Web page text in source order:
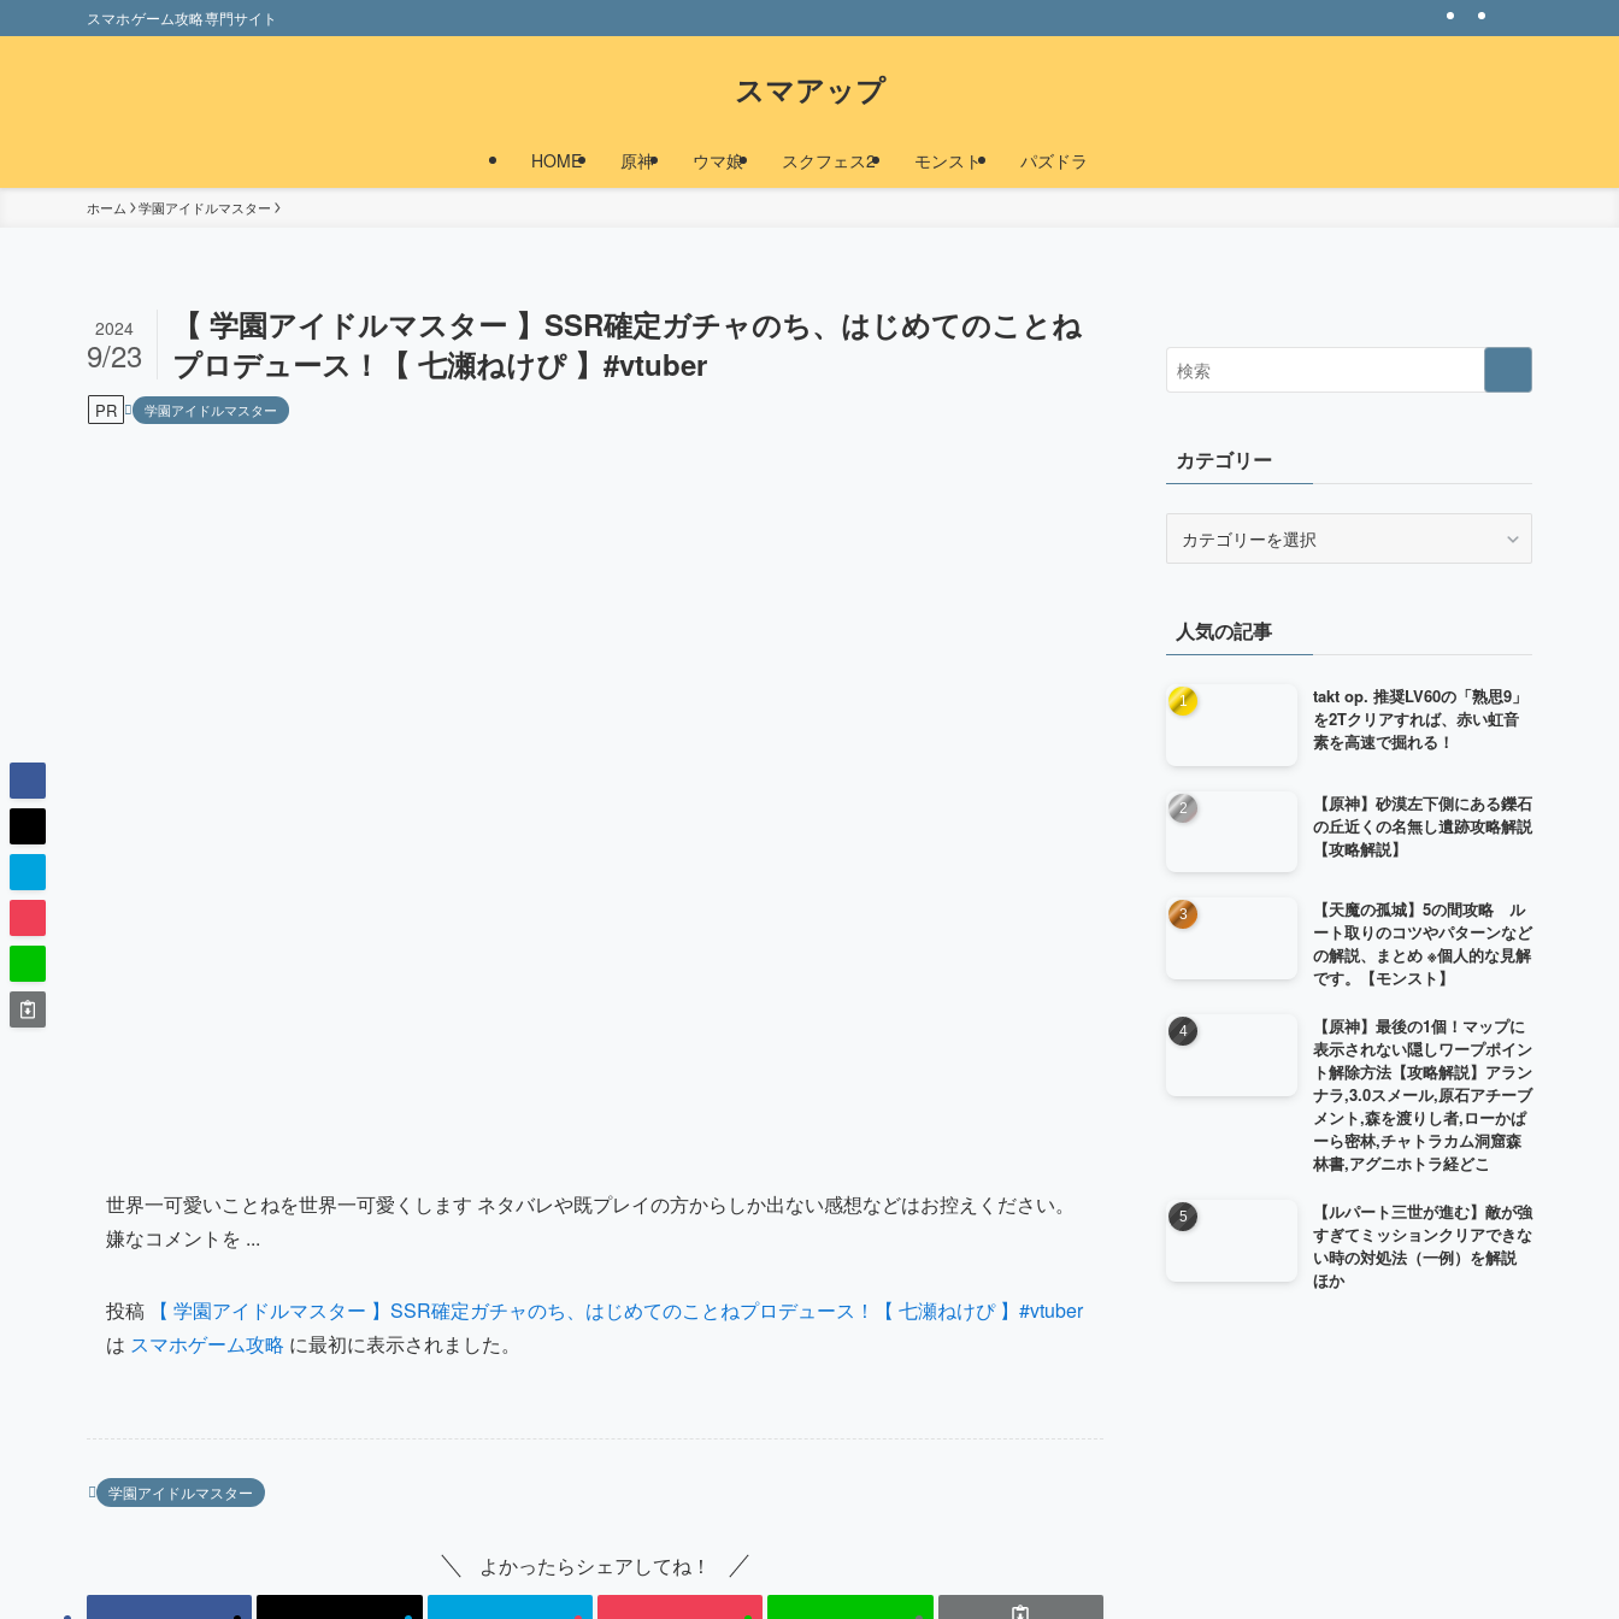
スマホゲーム攻略専門サイト
スマアップ
HOME 原神 ウマ娘 スクフェス2 モンスト パズドラ
ホーム 学園アイドルマスター
【 学園アイドルマスター 】SSR確定ガチャのち、はじめてのことね
プロデュース！【 七瀬ねけぴ 】#vtuber
2024
9/23
PR 学園アイドルマスター
世界一可愛いことねを世界一可愛くします ネタバレや既プレイの方からしか出ない感想などはお控えください。
嫌なコメントを ...
投稿
【 学園アイドルマスター 】SSR確定ガチャのち、はじめてのことねプロデュース！【 七瀬ねけぴ 】#vtuber
は スマホゲーム攻略 に最初に表示されました。
学園アイドルマスター
よかったらシェアしてね！
カテゴリー
ー人気の記事
takt op. 推奨LV60の「熟思9」
を2Tクリアすれば、赤い虹音
素を高速で掘れる！
【原神】砂漠左下側にある鑠石
の丘近くの名無し遺跡攻略解説
【攻略解説】
【天魔の孤城】5の間攻略 ル
ート取りのコツやパターンなど
の解説、まとめ ※個人的な見解
です。【モンスト】
【原神】最後の1個！マップに
表示されない隠しワープポイン
ト解除方法【攻略解説】アラン
ナラ,3.0スメール,原石アチーブ
メント,森を渡りし者,ローかぱ
ーら密林,チャトラカム洞窟森
林書,アグニホトラ経どこ
【ルパート三世が進む】敵が強
すぎてミッションクリアできな
い時の対処法（一例）を解説
ほか